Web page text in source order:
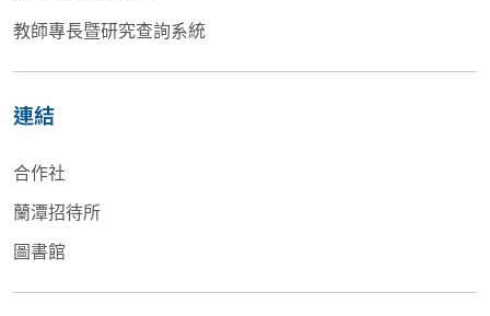
教師專長暨研究查詢系統
連結
合作社
蘭潭招待所
圖書館